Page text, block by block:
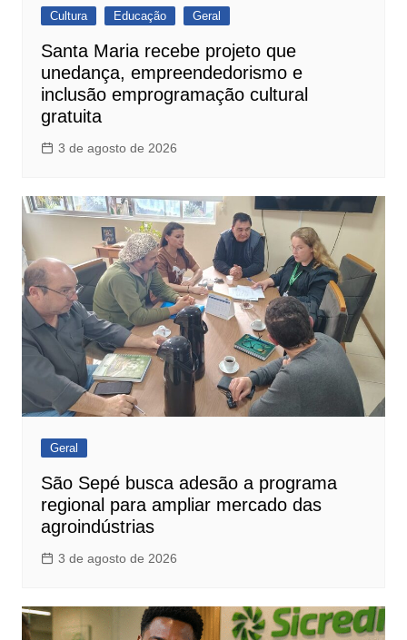
Cultura Educação Geral
Santa Maria recebe projeto que
unedança, empreendedorismo e
inclusão emprogramação cultural
gratuita
3 de agosto de 2026
Geral
São Sepé busca adesão a programa
regional para ampliar mercado das
agroindústrias
3 de agosto de 2026